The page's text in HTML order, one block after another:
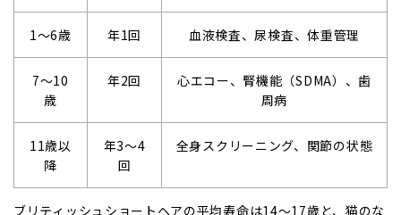
1〜6歳 年1回 血液検査、尿検査、体重管理
7〜10
歳
年2回
心エコー、腎機能（SDMA）、歯
周病
11歳以
降
年3〜4
回
全身スクリーニング、関節の状態
ブリティッシュショートヘアの平均寿命は14〜17歳と、猫のな